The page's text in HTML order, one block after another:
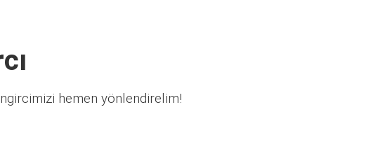
hemen yönlendirelim!